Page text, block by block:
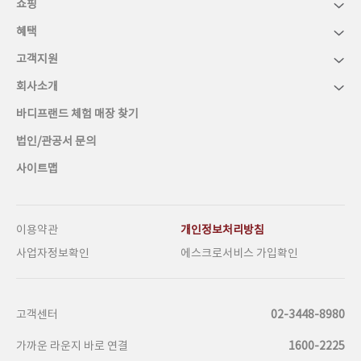
쇼핑
혜택
고객지원
회사소개
바디프랜드 체험 매장 찾기
법인/관공서 문의
사이트맵
이용약관
개인정보처리방침
사업자정보확인
에스크로서비스 가입확인
고객센터 02-3448-8980
가까운 라운지 바로 연결 1600-2225